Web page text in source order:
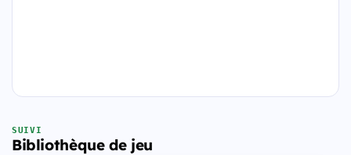
SUIVI
Bibliothèque de jeu